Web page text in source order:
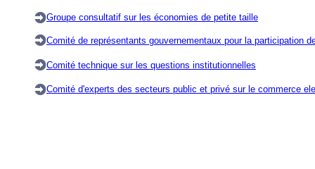
Groupe consultatif sur les économies de petite taille
Comité de représentants gouvernementaux pour la participation
Comité technique sur les questions institutionnelles
Comité d'experts des secteurs public et privé sur le commerce